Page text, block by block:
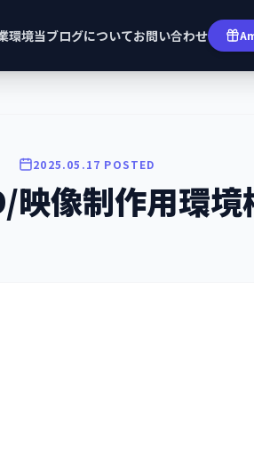
環境当ブログについてお問い合わせ
2025.05.17 POSTED
映像制作用環境